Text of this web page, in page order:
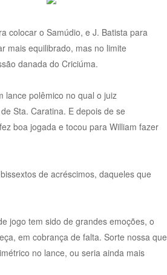
colocar o Samúdio, e J. Batista para
mais equilibrado, mas no limite
danada do Criciúma.
lance polêmico no qual o juiz
Sta. Caratina. E depois de se
boa jogada e tocou para William fazer
de acréscimos, daqueles que
jogo tem sido de grandes emoções, o
em cobrança de falta. Sorte nossa que
no lance, ou seria ainda mais